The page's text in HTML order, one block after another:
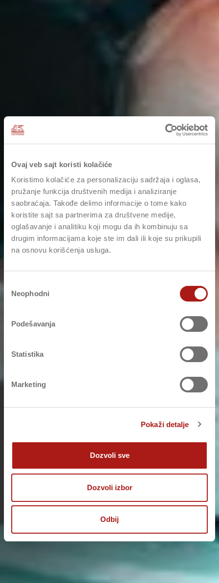
Ovaj veb sajt koristi kolačiće
Koristimo kolačiće za personalizaciju sadržaja i oglasa,
pružanje funkcija društvenih medija i analiziranje
saobraćaja. Takođe delimo informacije o tome kako
koristite sajt sa partnerima za društvene medije,
oglašavanje i analitiku koji mogu da ih kombinuju sa
drugim informacijama koje ste im dali ili koje su prikupili
na osnovu korišćenja usluga.
Избор
сагласности
Neophodni
Podešavanja
Statistika
Marketing
Pokaži detalje
Dozvoli sve
Dozvoli izbor
Odbij